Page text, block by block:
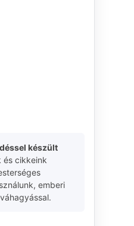
készült
és cikkeink
emberi